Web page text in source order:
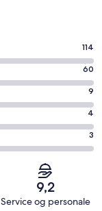
114
60
9
4
3
9,2
Service og personale